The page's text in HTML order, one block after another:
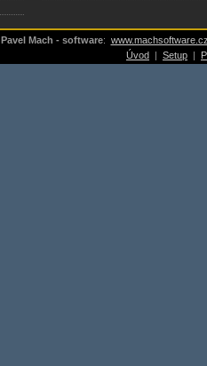
Pavel Mach - software:
Úvod | Setup |